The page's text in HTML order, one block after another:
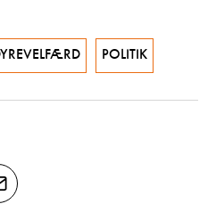
POLITIK